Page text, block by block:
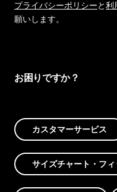
プライバシーポリシーと利
願いします。
お困りですか？
カスタマーサービス
サイズチャート・フ